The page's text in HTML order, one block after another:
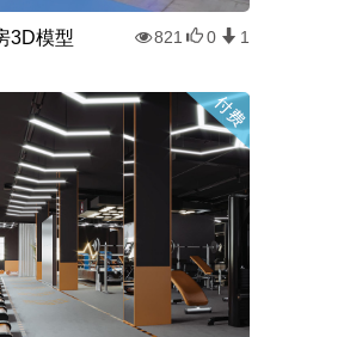
3D模型 821 0 1